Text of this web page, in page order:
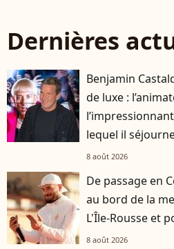
Dernières
Benjamin
de luxe :
lequel il
8 août 2026
De passage en
au bord de la
L'Île-Rousse et
8 août 2026